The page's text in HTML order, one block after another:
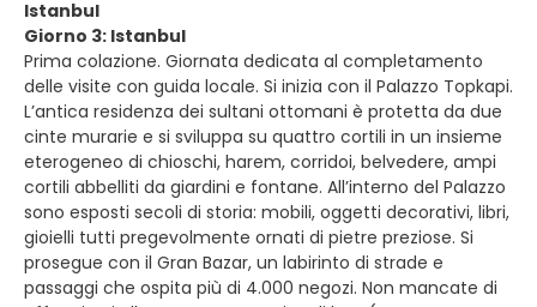
Istanbul
Giorno 3: Istanbul
Prima colazione. Giornata dedicata al completamento
delle visite con guida locale. Si inizia con il Palazzo Topkapi.
L’antica residenza dei sultani ottomani è protetta da due
cinte murarie e si sviluppa su quattro cortili in un insieme
eterogeneo di chioschi, harem, corridoi, belvedere, ampi
cortili abbelliti da giardini e fontane. All’interno del Palazzo
sono esposti secoli di storia: mobili, oggetti decorativi, libri,
gioielli tutti pregevolmente ornati di pietre preziose. Si
prosegue con il Gran Bazar, un labirinto di strade e
passaggi che ospita più di 4.000 negozi. Non mancate di